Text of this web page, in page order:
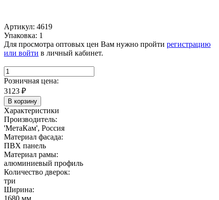
Артикул: 4619
Упаковка: 1
Для просмотра оптовых цен Вам нужно пройти регистрацию
или войти в личный кабинет.
Розничная цена:
3123 ₽
В корзину
Характеристики
Производитель:
'МетаКам', Россия
Материал фасада:
ПВХ панель
Материал рамы:
алюминиевый профиль
Количество дверок:
три
Ширина:
1680 мм